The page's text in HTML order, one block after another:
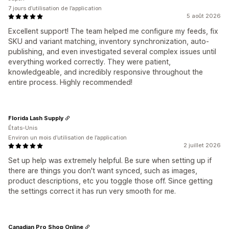
5 août 2026
Excellent support! The team helped me configure my feeds, fix
SKU and variant matching, inventory synchronization, auto-
publishing, and even investigated several complex issues until
everything worked correctly. They were patient,
knowledgeable, and incredibly responsive throughout the
entire process. Highly recommended!
7 jours d’utilisation de l’application
2 juillet 2026
Set up help was extremely helpful. Be sure when setting up if
there are things you don't want synced, such as images,
product descriptions, etc you toggle those off. Since getting
the settings correct it has run very smooth for me.
Florida Lash Supply
États-Unis
Environ un mois d’utilisation de l’application
Canadian Pro Shop Online